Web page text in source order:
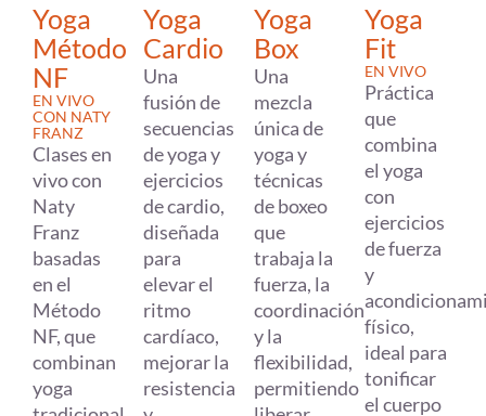
Yoga
Método
NF
EN VIVO
CON NATY
FRANZ
Clases en
vivo con
Naty
Franz
basadas
en el
Método
NF, que
combinan
yoga
Yoga
Cardio
Una
fusión de
secuencias
de yoga y
ejercicios
de cardio,
diseñada
para
elevar el
ritmo
cardíaco,
mejorar la
resistencia
Yoga
Box
Una
mezcla
única de
yoga y
técnicas
de boxeo
que
trabaja la
fuerza, la
coordinación
y la
flexibilidad,
permitiendo
Yoga
Fit
EN VIVO
Práctica
que
combina
el yoga
con
ejercicios
de fuerza
y
físico,
ideal para
tonificar
el cuerpo